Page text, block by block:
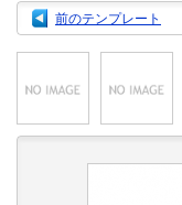
前のテンプレート